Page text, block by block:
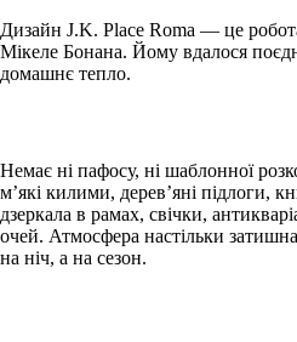
Дизайн J.K. Place Roma — це
Мікеле Бонана. Йому вдалося
домашнє тепло.
Немає ні пафосу, ні шаблонної
м’які килими, дерев’яні підлоги,
дзеркала в рамах, свічки,
очей. Атмосфера настільки
на ніч, а на сезон.